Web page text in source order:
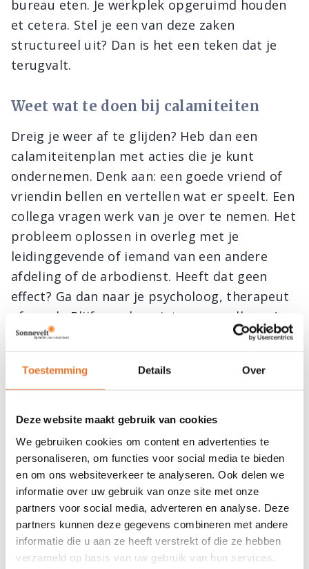
Toestemming Details Over
Deze website maakt gebruik van cookies
We gebruiken cookies om content en advertenties te
personaliseren, om functies voor social media te bieden
en om ons websiteverkeer te analyseren. Ook delen we
informatie over uw gebruik van onze site met onze
partners voor social media, adverteren en analyse. Deze
partners kunnen deze gegevens combineren met andere
informatie die u aan ze heeft verstrekt of die ze hebben
verzameld op basis van uw gebruik van hun services.
bureau eten. Je werkplek opgeruimd houden
et cetera. Stel je een van deze zaken
structureel uit? Dan is het een teken dat je
terugvalt.
Weet wat te doen bij calamiteiten
Dreig je weer af te glijden? Heb dan een
calamiteitenplan met acties die je kunt
ondernemen. Denk aan: een goede vriend of
vriendin bellen en vertellen wat er speelt. Een
collega vragen werk van je over te nemen. Het
probleem oplossen in overleg met je
leidinggevende of iemand van een andere
afdeling of de arbodienst. Heeft dat geen
effect? Ga dan naar je psycholoog, therapeut
of coach. Blijf er zeker niet mee rondlopen!
Bewaak je grenzen en stap er niet overheen.
Zorg voor rust en regelmaat. Eet gezond,
naar huis en heb een back-up plan als stress
weer grip op je doen en laten krijgt.
Wil je graag mensen helpen die kampen met
stressproblemen, overspannen zijn of zelfs
in een burn-out terecht zijn gekomen? In de
Opleiding Stress en Burn-out Coachleer je
wat stress is en kun je voor individu en